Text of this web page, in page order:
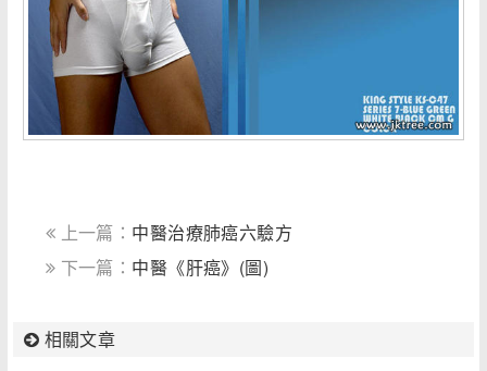
上一篇： 中醫治療肺癌六驗方
下一篇： 中醫《肝癌》(圖)
相關文章